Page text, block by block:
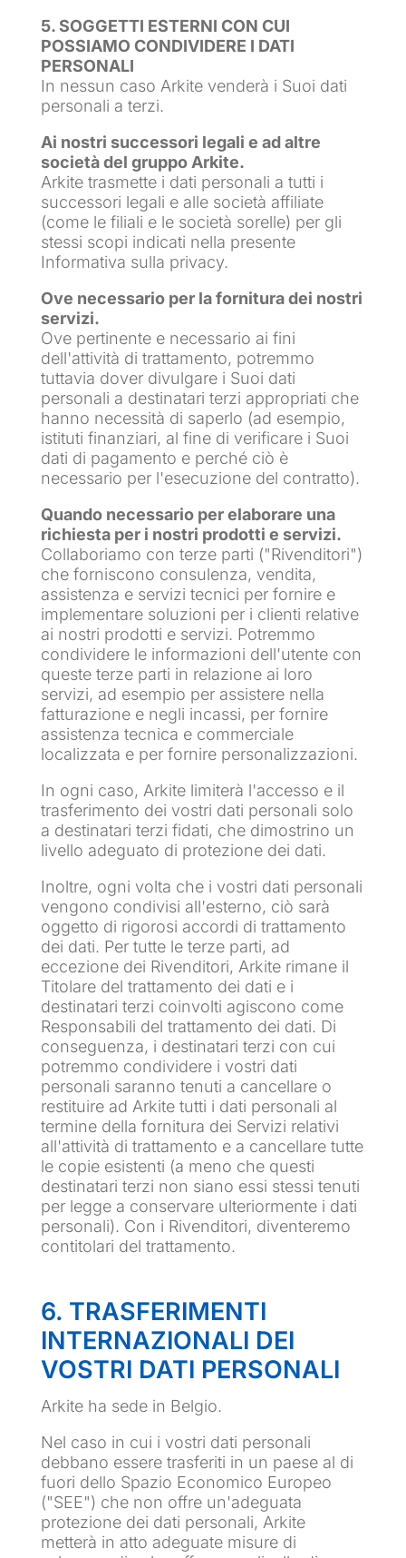
5. SOGGETTI ESTERNI CON CUI
POSSIAMO CONDIVIDERE I DATI
PERSONALI
In nessun caso Arkite venderà i Suoi dati
personali a terzi.
Ai nostri successori legali e ad altre
società del gruppo Arkite.
Arkite trasmette i dati personali a tutti i
successori legali e alle società affiliate
(come le filiali e le società sorelle) per gli
stessi scopi indicati nella presente
Informativa sulla privacy.
Ove necessario per la fornitura dei nostri
servizi.
Ove pertinente e necessario ai fini
dell'attività di trattamento, potremmo
tuttavia dover divulgare i Suoi dati
personali a destinatari terzi appropriati che
hanno necessità di saperlo (ad esempio,
istituti finanziari, al fine di verificare i Suoi
dati di pagamento e perché ciò è
necessario per l'esecuzione del contratto).
Quando necessario per elaborare una
richiesta per i nostri prodotti e servizi.
Collaboriamo con terze parti ("Rivenditori")
che forniscono consulenza, vendita,
assistenza e servizi tecnici per fornire e
implementare soluzioni per i clienti relative
ai nostri prodotti e servizi. Potremmo
condividere le informazioni dell'utente con
queste terze parti in relazione ai loro
servizi, ad esempio per assistere nella
fatturazione e negli incassi, per fornire
assistenza tecnica e commerciale
localizzata e per fornire personalizzazioni.
In ogni caso, Arkite limiterà l'accesso e il
trasferimento dei vostri dati personali solo
a destinatari terzi fidati, che dimostrino un
livello adeguato di protezione dei dati.
Inoltre, ogni volta che i vostri dati personali
vengono condivisi all'esterno, ciò sarà
oggetto di rigorosi accordi di trattamento
dei dati. Per tutte le terze parti, ad
eccezione dei Rivenditori, Arkite rimane il
Titolare del trattamento dei dati e i
destinatari terzi coinvolti agiscono come
Responsabili del trattamento dei dati. Di
conseguenza, i destinatari terzi con cui
potremmo condividere i vostri dati
personali saranno tenuti a cancellare o
restituire ad Arkite tutti i dati personali al
termine della fornitura dei Servizi relativi
all'attività di trattamento e a cancellare tutte
le copie esistenti (a meno che questi
destinatari terzi non siano essi stessi tenuti
per legge a conservare ulteriormente i dati
personali). Con i Rivenditori, diventeremo
contitolari del trattamento.
6. TRASFERIMENTI
INTERNAZIONALI DEI
VOSTRI DATI PERSONALI
Arkite ha sede in Belgio.
Nel caso in cui i vostri dati personali
debbano essere trasferiti in un paese al di
fuori dello Spazio Economico Europeo
("SEE") che non offre un'adeguata
protezione dei dati personali, Arkite
metterà in atto adeguate misure di